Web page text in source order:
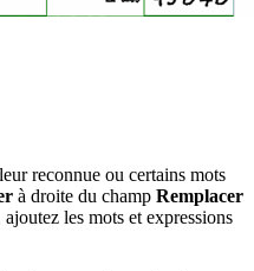
reconnue ou certains mots
à droite du champ Remplacer
les mots et expressions